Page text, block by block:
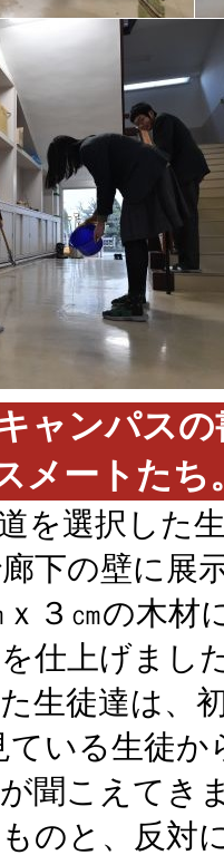
ャンパス
ラスメ
を選択した
下の壁に展
３㎝の木材
仕上げまし
生徒達は、
ている生徒
聞こえてき
のと、反対